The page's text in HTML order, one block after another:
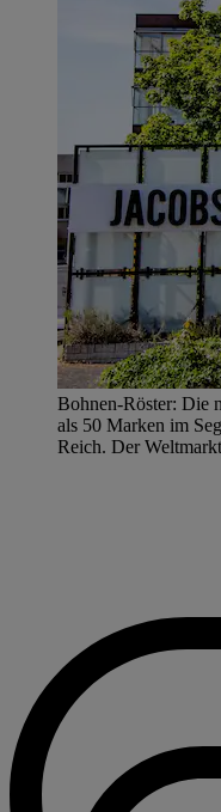
Bohnen-Röster: Die
als 50 Marken im
Reich. Der